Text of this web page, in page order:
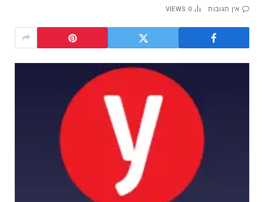
אין תגובות 0
VIEWS